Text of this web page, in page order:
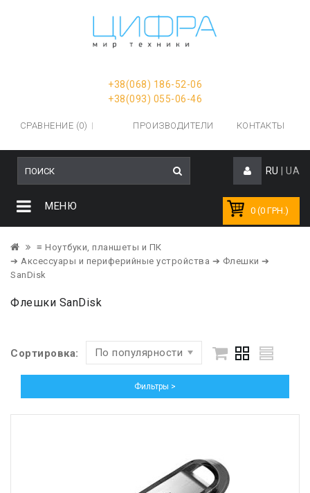
+38(068) 186-52-06
+38(093) 055-06-46
СРАВНЕНИЕ (0) ПРОИЗВОДИТЕЛИ КОНТАКТЫ
RU UA
0 (0 ГРН.)
МЕНЮ
≡ Ноутбуки, планшеты и ПК
➔ Аксессуары и периферийные устройства ➔ Флешки ➔
SanDisk
Флешки SanDisk
Сортировка: По популярности
Фильтры >